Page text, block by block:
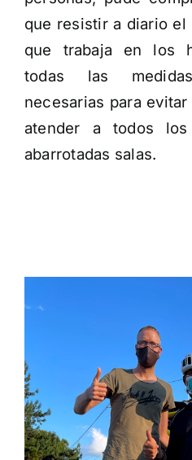
que resistir a diario el
que trabaja en los
todas las
necesarias para
atender a todos
abarrotadas salas.